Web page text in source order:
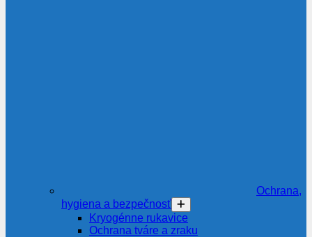
Ochrana,
hygiena a bezpečnosť
Kryogénne rukavice
Ochrana tváre a zraku